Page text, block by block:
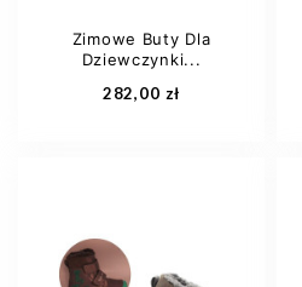
Dodaj do koszyka
Zimowe Buty Dla
Dziewczynki...
282,00 zł